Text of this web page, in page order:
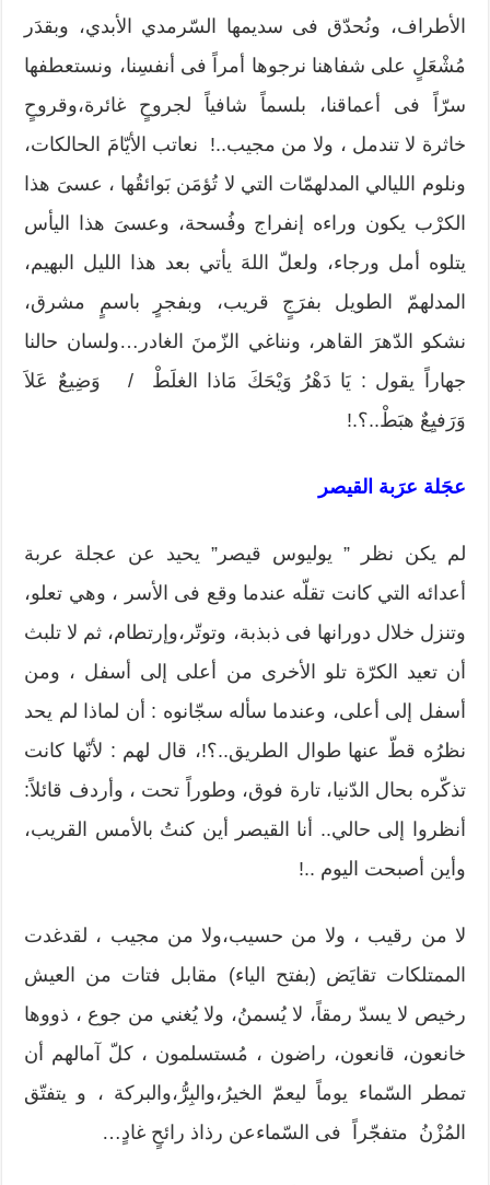
الأطراف، ونُحدّق فى سديمها السّرمدي الأبدي، وبقدَر
مُشْعَلٍ على شفاهنا نرجوها أمراً فى أنفسِنا، ونستعطفها
سرّاً فى أعماقنا، بلسماً شافياً لجروحٍ غائرة،وقروحٍ
خاثرة لا تندمل ، ولا من مجيب..! نعاتب الأيّامَ الحالكات،
ونلوم الليالي المدلهمّات التي لا تُؤمَن بَوائقُها ، عسىَ هذا
الكرْب يكون وراءه إنفراج وفُسحة، وعسىَ هذا اليأس
يتلوه أمل ورجاء، ولعلّ اللهَ يأتي بعد هذا الليل البهيم،
المدلهمّ الطويل بفرَجٍ قريب، وبفجرٍ باسمٍ مشرق،
نشكو الدّهرَ القاهر، ونناغي الزّمنَ الغادر…ولسان حالنا
جهاراً يقول : يَا دَهْرُ وَيْحَكَ مَاذا الغلَطْ / وَضِيعٌ عَلاَ
وَرَفيِعٌ هبَطْ..؟.!
عجَلة عرَبة القيصر
لم يكن نظر ” يوليوس قيصر” يحيد عن عجلة عربة
أعدائه التي كانت تقلّه عندما وقع فى الأسر ، وهي تعلو،
وتنزل خلال دورانها فى ذبذبة، وتوتّر،وإرتطام، ثم لا تلبث
أن تعيد الكرّة تلو الأخرى من أعلى إلى أسفل ، ومن
أسفل إلى أعلى، وعندما سأله سجّانوه : أن لماذا لم يحد
نظرُه قطّ عنها طوال الطريق..؟!، قال لهم : لأنّها كانت
تذكّره بحال الدّنيا، تارة فوق، وطوراً تحت ، وأردف قائلاً:
أنظروا إلى حالي.. أنا القيصر أين كنتُ بالأمس القريب،
وأين أصبحت اليوم ..!
لا من رقيب ، ولا من حسيب،ولا من مجيب ، لقدغدت
الممتلكات تقايَض (بفتح الياء) مقابل فتات من العيش
رخيص لا يسدّ رمقاً، لا يُسمنُ، ولا يُغني من جوع ، ذووها
خانعون، قانعون، راضون ، مُستسلمون ، كلّ آمالهم أن
تمطر السّماء يوماً ليعمّ الخيرُ،والبِرُّ،والبركة ، و يتفتّق
المُزْنُ متفجّراً فى السّماءعن رذاذ رائحٍ غادٍ…